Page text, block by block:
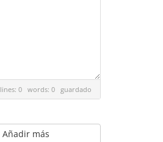
lines: 0 words: 0 guardado
Añadir más